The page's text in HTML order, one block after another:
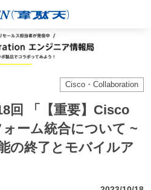
Cisco・Collaboration
回 「【重要】Cisco
ーム統合について ~
の終了とモバイルア